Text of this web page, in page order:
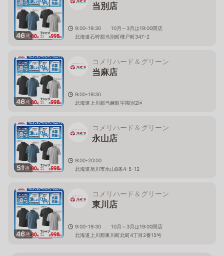
46枚
当別店
9:00-19:30 10月～3月は19:00閉店
北海道石狩郡当別町樺戸町347-2
46枚
コメリハード＆グリーン
当麻店
9:00-19:30
北海道上川郡当麻町宇園別2区
51枚
コメリハード＆グリーン
永山店
9:00-20:00
北海道旭川市永山8条4-5-12
46枚
コメリハード＆グリーン
東川店
9:00-19:30 10月～3月は19:00閉店
北海道上川郡東川町北町4丁目2番15号